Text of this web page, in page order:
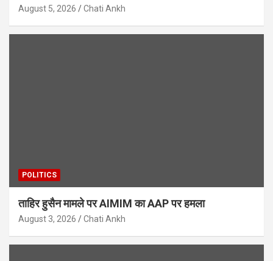
August 5, 2026 Chati Ankh
POLITICS
ताहिर हुसैन मामले पर AIMIM का AAP पर हमला
August 3, 2026 Chati Ankh